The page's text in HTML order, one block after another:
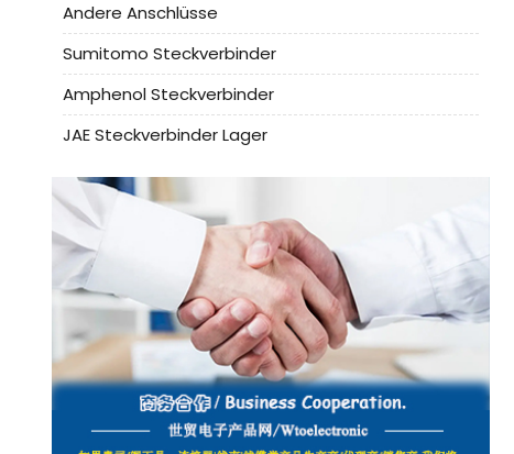
Andere Anschlüsse
Sumitomo Steckverbinder
Amphenol Steckverbinder
JAE Steckverbinder Lager